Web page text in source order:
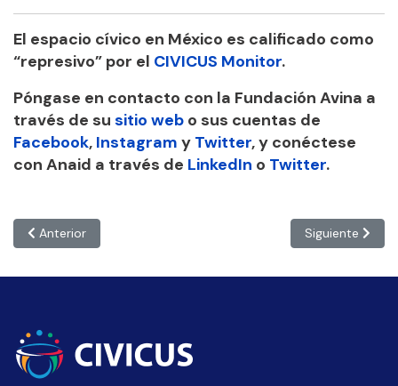
El espacio cívico en México es calificado como
“represivo” por el CIVICUS Monitor.
Póngase en contacto con la Fundación Avina a
través de su sitio web o sus cuentas de
Facebook, Instagram y Twitter,y conéctese
con Anaid a través de LinkedIn o Twitter.
Artículo anterior: REPÚBLICA DOMINICANA: “Existe un
Anterior Artículo
Siguiente